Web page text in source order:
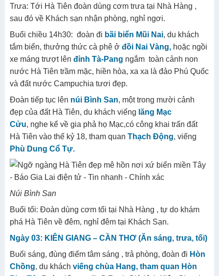
Đoàn tiếp tục đi
(tỉnh Kiên Giang), theo đường
N2 chạy dọc theo kênh Vĩnh Tế, Quý khách chiêm
ngưỡng kỳ công của các bậc Tiền Nhân trong buổi đầu
khai hoang mở đất.
Trưa: Tới Hà Tiên đoàn dùng cơm trưa tại Nhà Hàng ,
sau đó về Khách sạn nhận phòng, nghỉ ngơi.
Buổi chiều 14h30: đoàn đi
bãi biển Mũi Nai
, du khách
tắm biển, thưởng thức cà phê ở
đồi Nai Vàng,
xe máng trượt lên
đỉnh Tà-Pang
ngắm toàn cảnh non
nước Hà Tiên trầm mặc, hiền hòa, xa xa là đảo Phú Quốc
và đất nước Campuchia tươi đẹp.
Đoàn tiếp tục lên
núi Bình San
, một trong mười cảnh
đẹp của đất Hà Tiên, du khách viếng
lăng Mạc
Hà Tiên vào thế kỷ 18, tham quan
Phù Dung Cổ Tự.
Núi Bình San
Buổi tối: Đoàn dùng cơm tối tại Nhà Hàng , tự do khám